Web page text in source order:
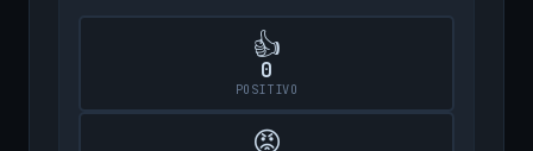
👍
0
POSITIVO
😡